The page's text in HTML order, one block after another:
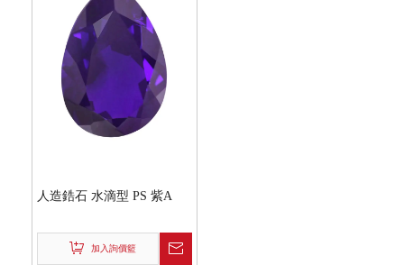
人造鋯石 水滴型 PS 紫A
加入詢價籃